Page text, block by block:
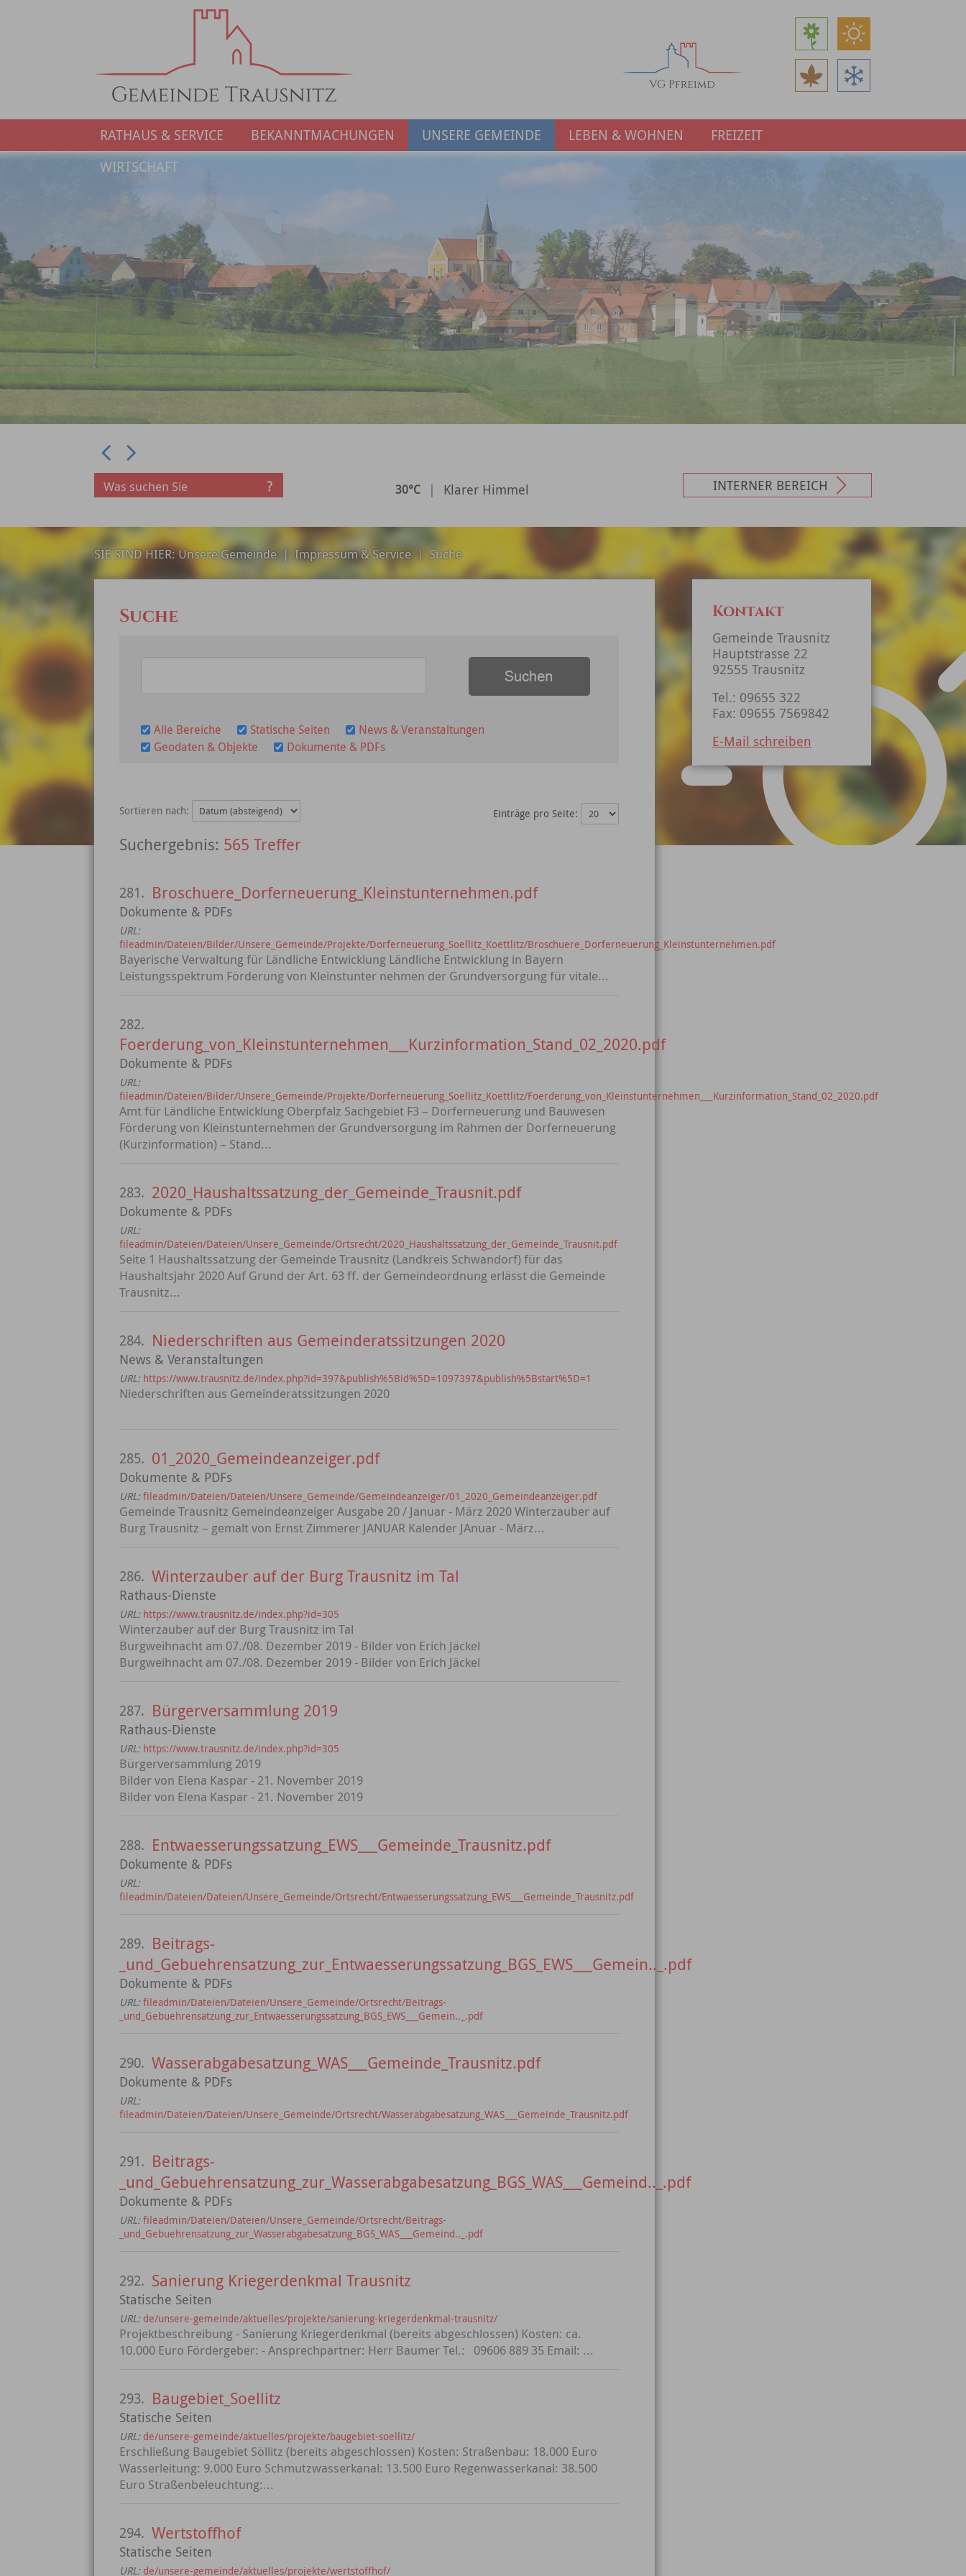
RATHAUS & SERVICE BEKANNTMACHUNGEN UNSERE GEMEINDE LEBEN & WOHNEN
FREIZEIT
WIRTSCHAFT
Prev
30°C | Klarer Himmel INTERNER BEREICH
SIE SIND HIER:Unsere Gemeinde | Impressum & Service |Suche
Suche
Alle Bereiche Statische Seiten
News & Veranstaltungen
Geodaten & Objekte
Dokumente & PDFs
Sortieren nach:
565 Treffer
Einträge pro Seite:
281. Broschuere_Dorferneuerung_Kleinstunternehmen.pdf
Dokumente & PDFs
URL:
fileadmin/Dateien/Bilder/Unsere_Gemeinde/Projekte/Dorferneuerung_Soellitz_Koettlitz/Broschuere_Dorferneuerung_Kleinstunternehmen.pdf
Bayerische Verwaltung für Ländliche Entwicklung Ländliche Entwicklung in Bayern
Leistungsspektrum Förderung von Kleinstunter­ nehmen der Grundversorgung für vitale...
282.
Foerderung_von_Kleinstunternehmen___Kurzinformation_Stand_02_2020.pdf
Dokumente & PDFs
URL:
fileadmin/Dateien/Bilder/Unsere_Gemeinde/Projekte/Dorferneuerung_Soellitz_Koettlitz/Foerderung_von_Kleinstunternehmen___Kurzinformation_Stand_02_2020.pdf
Amt für Ländliche Entwicklung Oberpfalz Sachgebiet F3 – Dorferneuerung und Bauwesen
Förderung von Kleinstunternehmen der Grundversorgung im Rahmen der Dorferneuerung
(Kurzinformation) – Stand...
283. 2020_Haushaltssatzung_der_Gemeinde_Trausnit.pdf
Dokumente & PDFs
URL:
fileadmin/Dateien/Dateien/Unsere_Gemeinde/Ortsrecht/2020_Haushaltssatzung_der_Gemeinde_Trausnit.pdf
Seite 1 Haushaltssatzung der Gemeinde Trausnitz (Landkreis Schwandorf) für das
Haushaltsjahr 2020 Auf Grund der Art. 63 ff. der Gemeindeordnung erlässt die Gemeinde
Trausnitz...
284. Niederschriften aus Gemeinderatssitzungen 2020
News & Veranstaltungen
URL: https://www.trausnitz.de/index.php?id=397&publish%5Bid%5D=1097397&publish%5Bstart%5D=1
Niederschriften aus Gemeinderatssitzungen 2020
285. 01_2020_Gemeindeanzeiger.pdf
Dokumente & PDFs
URL: fileadmin/Dateien/Dateien/Unsere_Gemeinde/Gemeindeanzeiger/01_2020_Gemeindeanzeiger.pdf
Gemeinde Trausnitz Gemeindeanzeiger Ausgabe 20 / Januar - März 2020 Winterzauber auf
Burg Trausnitz – gemalt von Ernst Zimmerer JANUAR Kalender JAnuar - März...
286. Winterzauber auf der Burg Trausnitz im Tal
Rathaus-Dienste
URL: https://www.trausnitz.de/index.php?id=305
Winterzauber auf der Burg Trausnitz im Tal
Burgweihnacht am 07./08. Dezember 2019 - Bilder von Erich Jäckel
Burgweihnacht am 07./08. Dezember 2019 - Bilder von Erich Jäckel
287. Bürgerversammlung 2019
Rathaus-Dienste
URL: https://www.trausnitz.de/index.php?id=305
Bürgerversammlung 2019
Bilder von Elena Kaspar - 21. November 2019
Bilder von Elena Kaspar - 21. November 2019
288. Entwaesserungssatzung_EWS___Gemeinde_Trausnitz.pdf
Dokumente & PDFs
URL:
fileadmin/Dateien/Dateien/Unsere_Gemeinde/Ortsrecht/Entwaesserungssatzung_EWS___Gemeinde_Trausnitz.pdf
289. Beitrags-
_und_Gebuehrensatzung_zur_Entwaesserungssatzung_BGS_EWS___Gemein.._.pdf
Dokumente & PDFs
URL: fileadmin/Dateien/Dateien/Unsere_Gemeinde/Ortsrecht/Beitrags-
_und_Gebuehrensatzung_zur_Entwaesserungssatzung_BGS_EWS___Gemein.._.pdf
290. Wasserabgabesatzung_WAS___Gemeinde_Trausnitz.pdf
Dokumente & PDFs
URL:
fileadmin/Dateien/Dateien/Unsere_Gemeinde/Ortsrecht/Wasserabgabesatzung_WAS___Gemeinde_Trausnitz.pdf
291. Beitrags-
_und_Gebuehrensatzung_zur_Wasserabgabesatzung_BGS_WAS___Gemeind.._.pdf
Dokumente & PDFs
URL: fileadmin/Dateien/Dateien/Unsere_Gemeinde/Ortsrecht/Beitrags-
_und_Gebuehrensatzung_zur_Wasserabgabesatzung_BGS_WAS___Gemeind.._.pdf
292. Sanierung Kriegerdenkmal Trausnitz
Statische Seiten
URL: de/unsere-gemeinde/aktuelles/projekte/sanierung-kriegerdenkmal-trausnitz/
Projektbeschreibung - Sanierung Kriegerdenkmal (bereits abgeschlossen) Kosten: ca.
10.000 Euro Fördergeber: - Ansprechpartner: Herr Baumer Tel.: 09606 889 35 Email: ...
293. Baugebiet_Soellitz
Statische Seiten
URL: de/unsere-gemeinde/aktuelles/projekte/baugebiet-soellitz/
Erschließung Baugebiet Söllitz (bereits abgeschlossen) Kosten: Straßenbau: 18.000 Euro
Wasserleitung: 9.000 Euro Schmutzwasserkanal: 13.500 Euro Regenwasserkanal: 38.500
Euro Straßenbeleuchtung:...
294. Wertstoffhof
Statische Seiten
URL: de/unsere-gemeinde/aktuelles/projekte/wertstoffhof/
Kontakt
Gemeinde Trausnitz
Hauptstrasse 22
92555 Trausnitz
Tel.: 09655 322
Fax: 09655 7569842
E-Mail schreiben